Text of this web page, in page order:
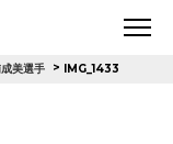
美選手 > IMG_1433